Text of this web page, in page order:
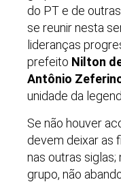
do PT e de
se reunir nesta
lideranças
prefeito Nilton
Antônio
unidade da
Se não houver
devem deixar as
nas outras
grupo, não